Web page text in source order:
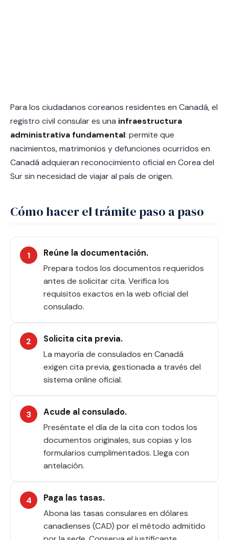
Para los ciudadanos coreanos residentes en Canadá, el
registro civil consular es una infraestructura
administrativa fundamental: permite que
nacimientos, matrimonios y defunciones ocurridos en
Canadá adquieran reconocimiento oficial en Corea del
Sur sin necesidad de viajar al país de origen.
Cómo hacer el trámite paso a paso
Reúne la documentación.
Prepara todos los documentos requeridos
antes de solicitar cita. Verifica los
requisitos exactos en la web oficial del
consulado.
Solicita cita previa.
La mayoría de consulados en Canadá
exigen cita previa, gestionada a través del
sistema online oficial.
Acude al consulado.
Preséntate el día de la cita con todos los
documentos originales, sus copias y los
formularios cumplimentados. Llega con
antelación.
Paga las tasas.
Abona las tasas consulares en dólares
canadienses (CAD) por el método admitido